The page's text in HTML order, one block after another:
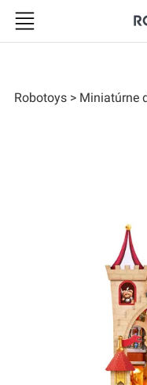
Robotoys Miniatúrne